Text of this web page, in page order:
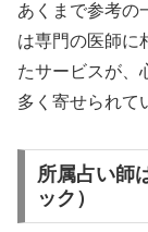
あくまで参考の
は専門の医師に
たサービスが、
多く寄せられて
所属占い師
ック）